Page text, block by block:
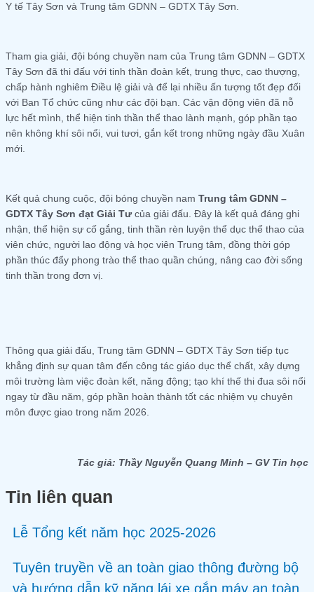
Y tế Tây Sơn và Trung tâm GDNN – GDTX Tây Sơn.
Tham gia giải, đội bóng chuyền nam của Trung tâm GDNN – GDTX
Tây Sơn đã thi đấu với tinh thần đoàn kết, trung thực, cao thượng,
chấp hành nghiêm Điều lệ giải và để lại nhiều ấn tượng tốt đẹp đối
với Ban Tổ chức cũng như các đội bạn. Các vận động viên đã nỗ
lực hết mình, thể hiện tinh thần thể thao lành mạnh, góp phần tạo
nên không khí sôi nổi, vui tươi, gắn kết trong những ngày đầu Xuân
mới.
Kết quả chung cuộc, đội bóng chuyền nam Trung tâm GDNN –
GDTX Tây Sơn đạt Giải Tưcủa giải đấu. Đây là kết quả đáng ghi
nhận, thể hiện sự cố gắng, tinh thần rèn luyện thể dục thể thao của
viên chức, người lao động và học viên Trung tâm, đồng thời góp
phần thúc đẩy phong trào thể thao quần chúng, nâng cao đời sống
tinh thần trong đơn vị.
Thông qua giải đấu, Trung tâm GDNN – GDTX Tây Sơn tiếp tục
khẳng định sự quan tâm đến công tác giáo dục thể chất, xây dựng
môi trường làm việc đoàn kết, năng động; tạo khí thế thi đua sôi nổi
ngay từ đầu năm, góp phần hoàn thành tốt các nhiệm vụ chuyên
môn được giao trong năm 2026.
Tác giả: Thầy Nguyễn Quang Minh – GV Tin học
Tin liên quan
Lễ Tổng kết năm học 2025-2026
Tuyên truyền về an toàn giao thông đường bộ
và hướng dẫn kỹ năng lái xe gắn máy an toàn